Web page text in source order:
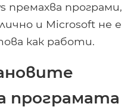
премахва програми,
и Microsoft не е
как работи.
програмата